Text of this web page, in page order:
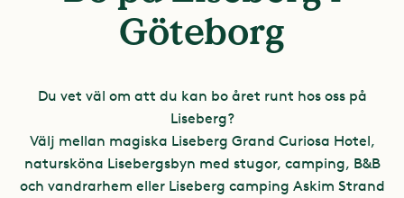
Göteborg
Du vet väl om att du kan bo året runt hos oss på
Liseberg?
Välj mellan magiska Liseberg Grand Curiosa Hotel,
natursköna Lisebergsbyn med stugor, camping, B&B
och vandrarhem eller Liseberg camping Askim Strand